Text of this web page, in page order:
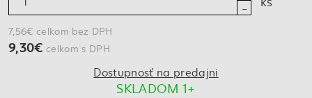
7,56€ celkom bez DPH
9,30€ celkom s DPH
Dostupnosť na predajni
SKLADOM 1+